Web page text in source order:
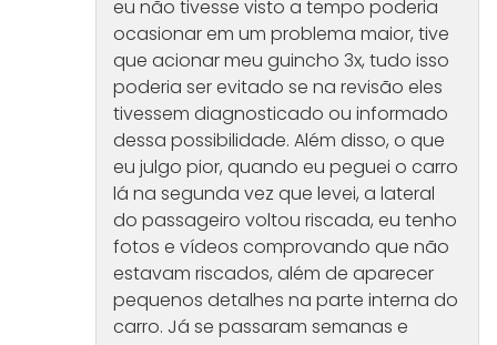
eu não tivesse visto a tempo poderia
ocasionar em um problema maior, tive
que acionar meu guincho 3x, tudo isso
poderia ser evitado se na revisão eles
tivessem diagnosticado ou informado
dessa possibilidade. Além disso, o que
eu julgo pior, quando eu peguei o carro
lá na segunda vez que levei, a lateral
do passageiro voltou riscada, eu tenho
fotos e vídeos comprovando que não
estavam riscados, além de aparecer
pequenos detalhes na parte interna do
carro. Já se passaram semanas e